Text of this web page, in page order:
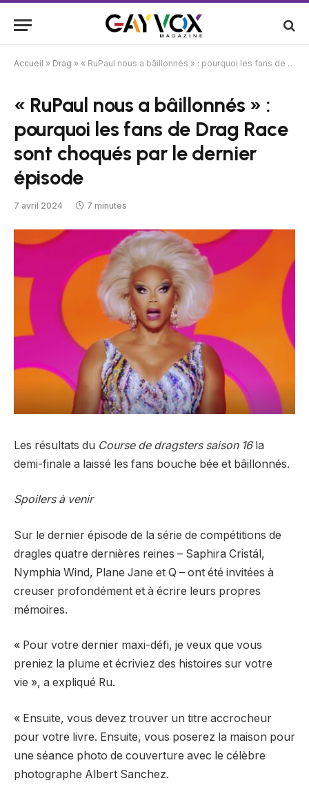
Accueil » Drag » « RuPaul nous a bâillonnés » : pourquoi les fans de Drag Race sont choqués par le dernier épisode
« RuPaul nous a bâillonnés » :
pourquoi les fans de Drag Race
sont choqués par le dernier
épisode
7 avril 2024 7 minutes
Les résultats du Course de dragsters saison 16la
demi-finale a laissé les fans bouche bée et bâillonnés.
Spoilers à venir
Sur le dernier épisode de la série de compétitions de
dragles quatre dernières reines – Saphira Cristál,
Nymphia Wind, Plane Jane et Q – ont été invitées à
creuser profondément et à écrire leurs propres
mémoires.
« Pour votre dernier maxi-défi, je veux que vous
preniez la plume et écriviez des histoires sur votre
vie », a expliqué Ru.
« Ensuite, vous devez trouver un titre accrocheur
pour votre livre. Ensuite, vous poserez la maison pour
une séance photo de couverture avec le célèbre
photographe Albert Sanchez.